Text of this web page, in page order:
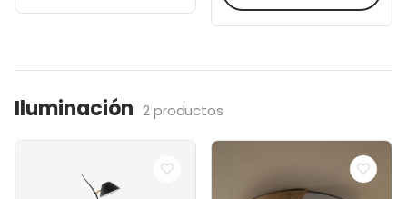
Iluminación 2 productos